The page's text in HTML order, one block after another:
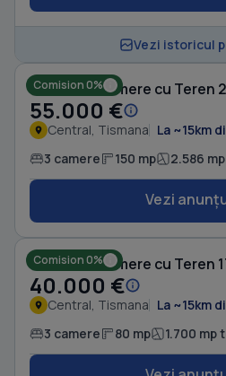
Vezi istoricul
Comision 0%
Casă cu 3 camere cu Teren
55.000 €
Central, Tismana La ~15km
3 camere 150 mp 2.586
Vezi
Comision 0%
Casă cu 3 camere cu Teren
40.000 €
Central, Tismana La ~15km
3 camere 80 mp 1.700 mp